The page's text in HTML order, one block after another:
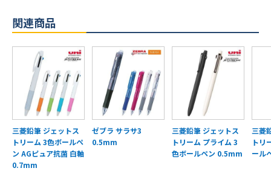
関連商品
三菱鉛筆 ジェットス
トリーム 3色ボールペ
ン AGピュア抗菌 白軸
0.7mm
ゼブラ サラサ3
0.5mm
三菱鉛筆 ジェットス
トリーム プライム 3
色ボールペン 0.5mm
三菱
トリ
ール